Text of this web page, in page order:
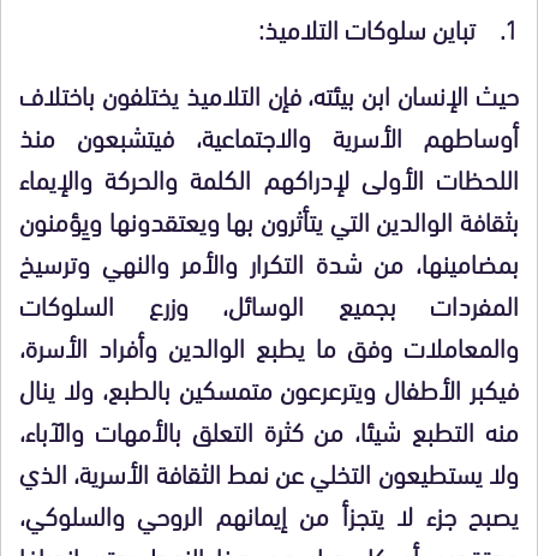
1.
تباين سلوكات التلاميذ:
حيث الإنسان ابن بيئته، فإن التلاميذ يختلفون باختلاف
أوساطهم الأسرية والاجتماعية، فيتشبعون منذ
اللحظات الأولى لإدراكهم الكلمة والحركة والإيماء
بثقافة الوالدين التي يتأثرون بها ويعتقدونها ويِؤمنون
بمضامينها، من شدة التكرار والأمر والنهي وترسيخ
المفردات بجميع الوسائل، وزرع السلوكات
والمعاملات وفق ما يطبع الوالدين وأفراد الأسرة،
فيكبر الأطفال ويترعرعون متمسكين بالطبع، ولا ينال
منه التطبع شيئا، من كثرة التعلق بالأمهات والآباء،
ولا يستطيعون التخلي عن نمط الثقافة الأسرية، الذي
يصبح جزء لا يتجزأ من إيمانهم الروحي والسلوكي،